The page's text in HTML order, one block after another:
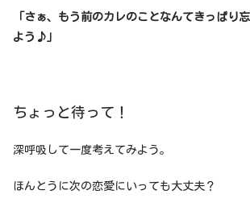
「さぁ、もう前のカレのことなんてきっぱり
よう♪」
ちょっと待って！
深呼吸して一度考えてみよう。
ほんとうに次の恋愛にいっても大丈夫？